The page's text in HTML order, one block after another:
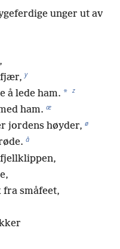
unger ut av
y
å lede ham. * z
ham. æ
jordens høyder, ø
å
småfeet,